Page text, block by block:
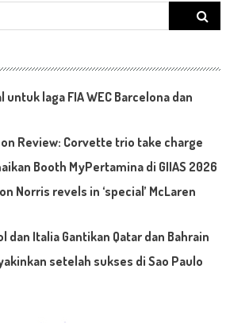
Search
laga FIA WEC Barcelona dan
Review: Corvette trio take charge
Booth MyPertamina di GIIAS 2026
Norris revels in ‘special’ McLaren
dan Italia Gantikan Qatar dan Bahrain
setelah sukses di Sao Paulo